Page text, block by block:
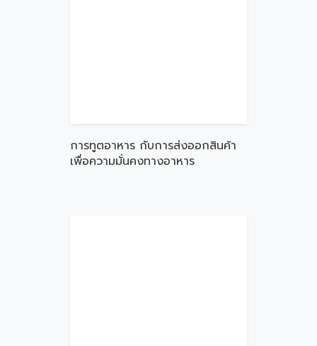
การทูตอาหาร กับการส่งออกสินค้า
เพื่อความมั่นคงทางอาหาร